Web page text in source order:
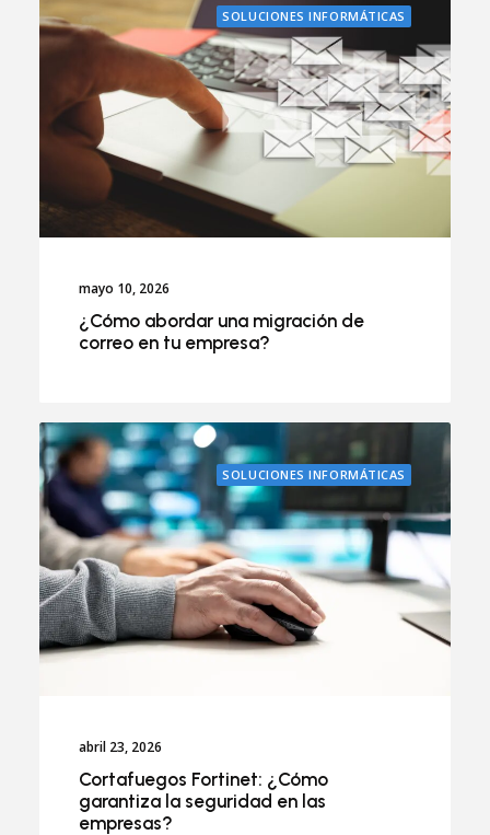
SOLUCIONES INFORMÁTICAS
mayo 10, 2026
¿Cómo abordar una migración de
correo en tu empresa?
SOLUCIONES INFORMÁTICAS
abril 23, 2026
Cortafuegos Fortinet: ¿Cómo
garantiza la seguridad en las
empresas?